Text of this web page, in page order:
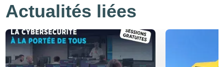
Actualités liées